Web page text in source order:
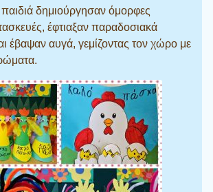
δημιούργησαν όμορφες
έφτιαξαν παραδοσιακά
έβαψαν αυγά, γεμίζοντας τον χώρο με